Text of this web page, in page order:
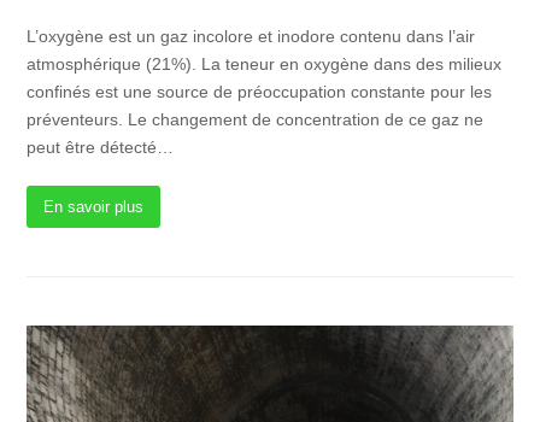
L’oxygène est un gaz incolore et inodore contenu dans l’air
atmosphérique (21%). La teneur en oxygène dans des milieux
confinés est une source de préoccupation constante pour les
préventeurs. Le changement de concentration de ce gaz ne
peut être détecté…
En savoir plus